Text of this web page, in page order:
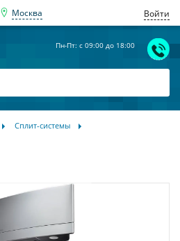
Москва Войти
Пн-Пт: с 09:00 до 18:00
Сплит-системы